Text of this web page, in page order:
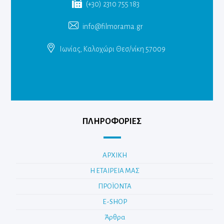
(+30) 2310 755 183
info@filmorama.gr
Ιωνίας, Καλοχώρι Θεσ/νίκη 57009
ΠΛΗΡΟΦΟΡΙΕΣ
ΑΡΧΙΚΗ
Η ΕΤΑΙΡΕΙΑ ΜΑΣ
ΠΡΟΪΟΝΤΑ
E-SHOP
Άρθρα